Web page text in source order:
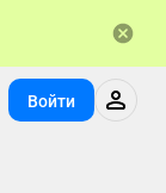
Войти